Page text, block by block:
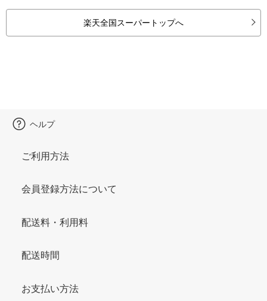
楽天全国スーパートップへ
ヘルプ
ご利用方法
会員登録方法について
配送料・利用料
配送時間
お支払い方法